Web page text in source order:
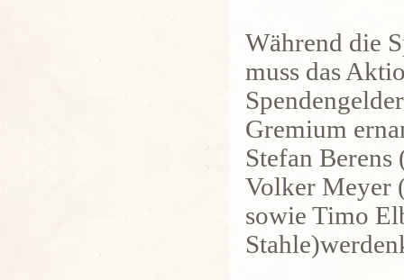
Während die
muss das
Gremium
Stefan
Volker Meyer
sowie Timo